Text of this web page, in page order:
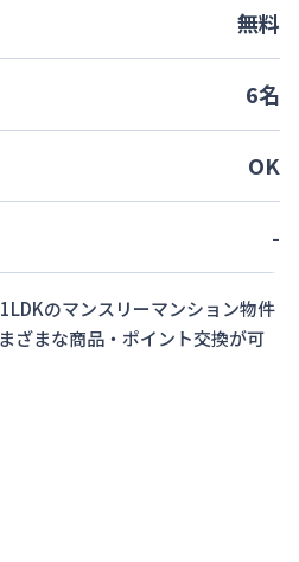
無料
6名
OK
-
1LDKのマンスリーマンション物件
ざまな商品・ポイント交換が可